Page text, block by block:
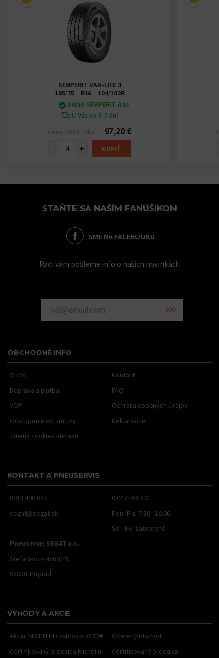
SEMPERIT VAN-LIFE 3
185/75 R16 104/102R
Sklad SEMPERIT 4 ks
U Vás do 3-5 dní
Cena s DPH /1ks
97,20 €
−
+ KÚPIŤ
STAŇTE SA NAŠÍM FANÚŠIKOM
SME NA FACEBOOKU
Radi vám pošleme info o našich novinkách
OBCHODNÉ INFO
O nás
Kontakt
Doprava a platba
FAQ
VOP
Ochrana osobných údajov
Odstúpenie od zmluvy
Reklamácie
Zmena cookies súhlasu
KONTAKT A PNEUSERVIS
0918 490 645
052 77 68 231
segat@segat.sk
Pon- Pia: 7:30 - 16:00
So - Ne: zatvorené
Pneuservis SEGAT a.s.
Štefánikova 4560/48,
058 01 Poprad
VÝHODY A AKCIE
Akcia: MICHELIN cashback až 70€
Overený obchod
Certifikovaný predajca Michelin
Certifikovaný predajca